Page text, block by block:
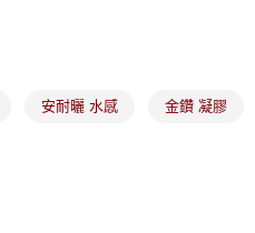
2.付款方式選
流程，驗證手
安耐曬 水感 金鑽 凝膠